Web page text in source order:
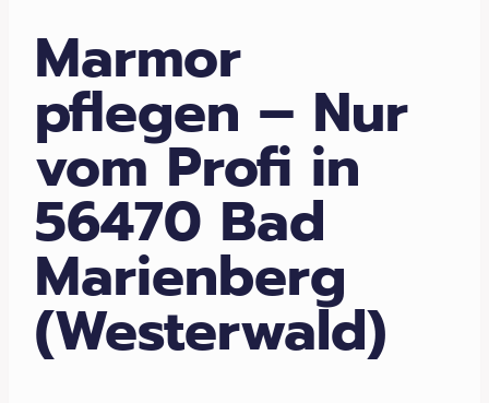
Marmor
pflegen – Nur
vom Profi in
56470 Bad
Marienberg
(Westerwald)